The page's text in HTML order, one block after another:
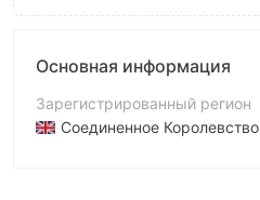
Основная информация
Зарегистрированный регион
Соединенное Королевство